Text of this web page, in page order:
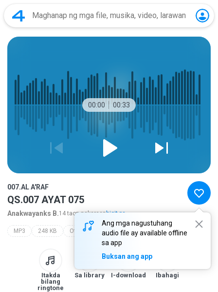
00:00 00:33
Ang mga nagustuhang
audio file ay available offline
sa app
Buksan ang app
007.AL A'RAF
QS.007 AYAT 075
Anakwayanks B.14 taon nakaraanhigit pa...
MP3 248 KB Other makkiyah 007.al a'raf
Itakda
bilang
ringtone
Sa library I-download Ibahagi